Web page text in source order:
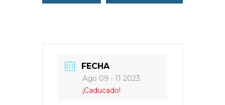
FECHA
Ago 09 - 11 2023
¡Caducado!